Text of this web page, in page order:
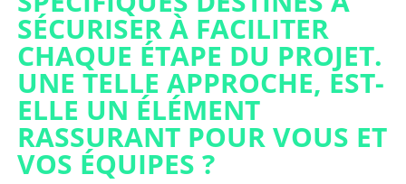
SÉCURISER À FACILITER
CHAQUE ÉTAPE DU PROJET.
UNE TELLE APPROCHE, EST-
ELLE UN ÉLÉMENT
RASSURANT POUR VOUS ET
VOS ÉQUIPES ?